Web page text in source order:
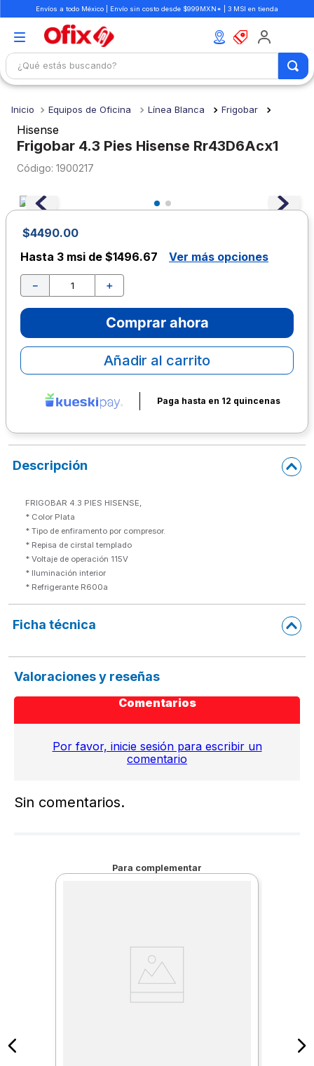
Envíos a todo México | Envío sin costo desde $999MXN* | 3 MSI en tienda
¿Qué estás buscando?
Equipos de Oficina Línea Blanca Frigobar
Hisense
Frigobar 4.3 Pies Hisense Rr43D6Acx1
: 1900217
$4490.00
Hasta 3 msi de $1496.67 Ver más opciones
＋
－
Comprar ahora
Añadir al carrito
Paga hasta en 12 quincenas
Descripción
FRIGOBAR 4.3 PIES HISENSE,
* Color Plata
* Tipo de enfiramento por compresor.
* Repisa de cirstal templado
* Voltaje de operación 115V
* Iluminación interior
* Refrigerante R600a
Ficha técnica
Valoraciones y reseñas
Comentarios
Por favor, inicie sesión para escribir un
comentario
Sin comentarios.
Para complementar
1.
mochilas
2
libretas
3.
cuaderno
5.
colores
6.
boligrafo
7 .
escritorio
sacapuntas
9.
lapiz
10. escolar